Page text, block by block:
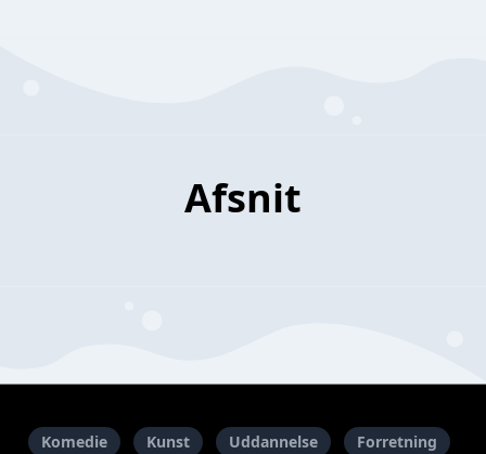
Afsnit
Komedie Kunst Uddannelse
Forretning